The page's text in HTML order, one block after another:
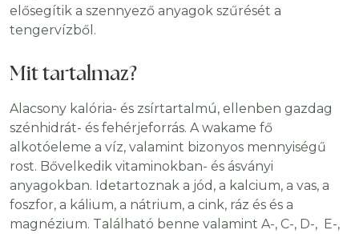
elősegítik a szennyező anyagok szűrését a
tengervízből.
Mit tartalmaz?
Alacsony kalória- és zsírtartalmú, ellenben gazdag
szénhidrát- és fehérjeforrás. A wakame fő
alkotóeleme a víz, valamint bizonyos mennyiségű
rost. Bővelkedik vitaminokban- és ásványi
anyagokban. Idetartoznak a jód, a kalcium, a vas, a
foszfor, a kálium, a nátrium, a cink, ráz és és a
magnézium. Található benne valamint A-, C-, D-, E-,